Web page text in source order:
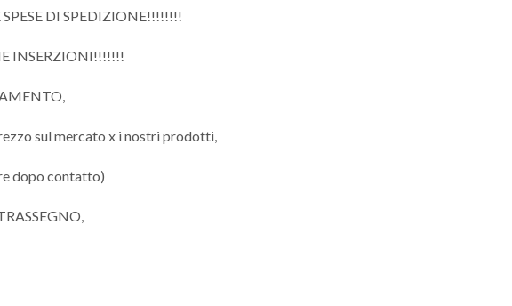
DI SPEDIZIONE!!!!!!!!
INSERZIONI!!!!!!!
sul mercato x i nostri prodotti,
dopo contatto)